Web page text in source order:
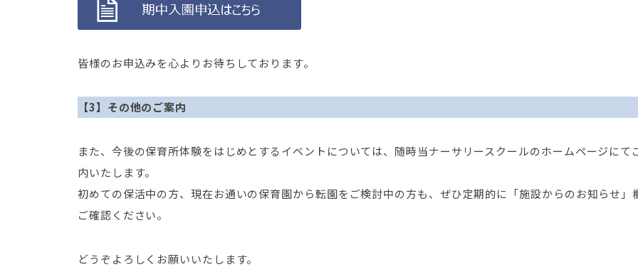
皆様のお申込みを心よりお待ちしております。
【3】その他のご案内
また、今後の保育所体験をはじめとするイベントについては、随時当ナーサリースクールのホームページにて
内いたします。
初めての保活中の方、現在お通いの保育園から転園をご検討中の方も、ぜひ定期的に「施設からのお知らせ」
ご確認ください。
どうぞよろしくお願いいたします。